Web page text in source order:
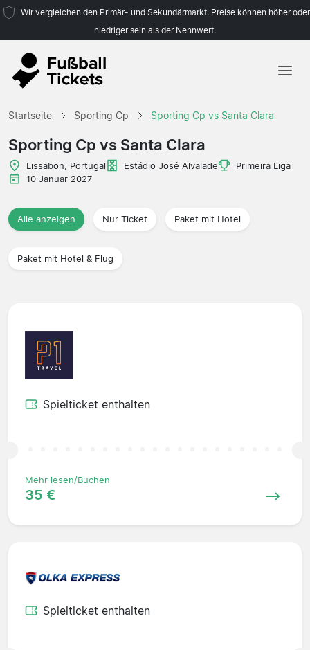
Wir vergleichen den Primär- und Sekundärmarkt. Preise können höher oder
niedriger sein als der Nennwert.
Startseite Sporting Cp Sporting Cp vs Santa Clara
Sporting Cp vs Santa Clara
Lissabon, Portugal Estádio José Alvalade
Primeira Liga
10 Januar 2027
Alle anzeigen Nur Ticket Paket mit Hotel
Paket mit Hotel & Flug
Spielticket enthalten
Mehr lesen/Buchen
35 €
Spielticket enthalten